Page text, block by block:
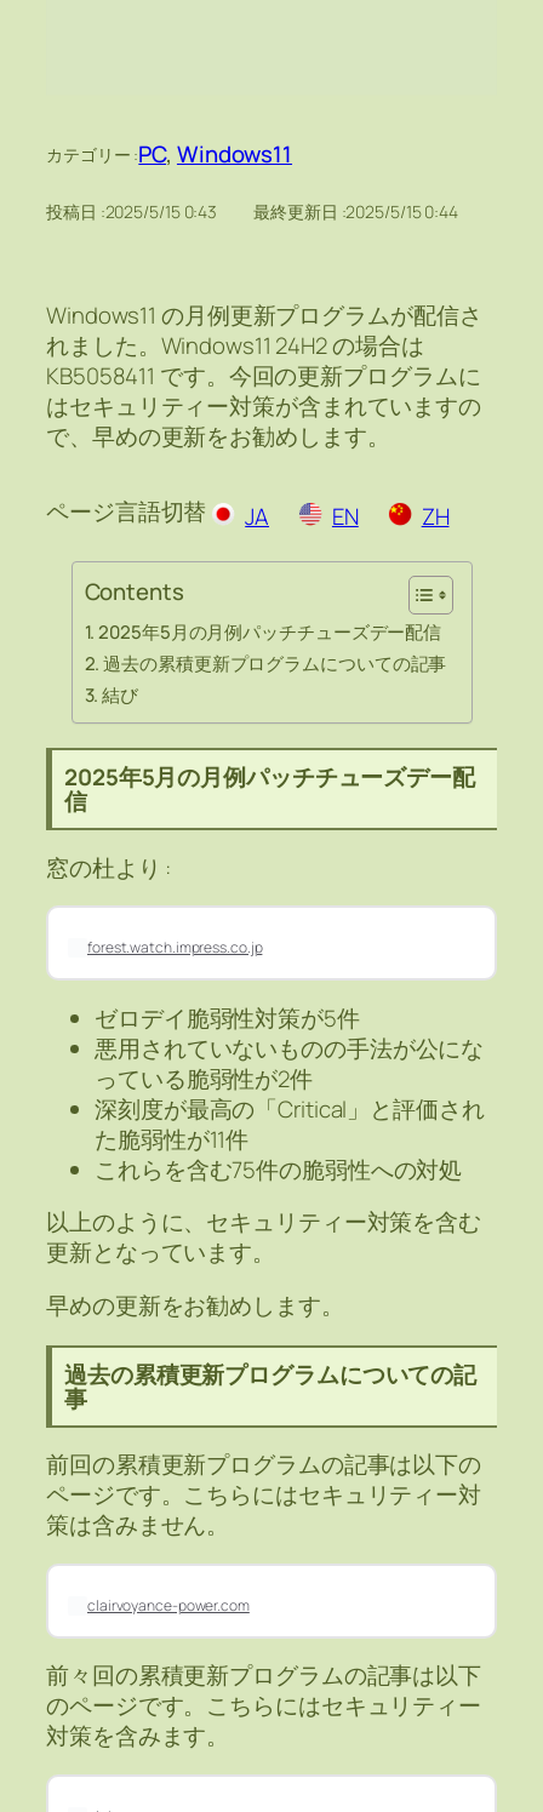
カテゴリー :PC, Windows11
投稿日 :2025/5/15 0:43 最終更新日 :2025/5/15 0:44
Windows11 の月例更新プログラムが配信さ
れました。Windows11 24H2 の場合は
KB5058411 です。今回の更新プログラムに
はセキュリティー対策が含まれていますの
で、早めの更新をお勧めします。
ページ言語切替 EN
JA ZH
Contents
2025年5月の月例パッチチューズデー配信
過去の累積更新プログラムについての記事
結び
2025年5月の月例パッチチューズデー配
信
窓の杜より :
forest.watch.impress.co.jp
ゼロデイ脆弱性対策が5件
悪用されていないものの手法が公にな
っている脆弱性が2件
深刻度が最高の「Critical」と評価され
た脆弱性が11件
これらを含む75件の脆弱性への対処
以上のように、セキュリティー対策を含む
更新となっています。
早めの更新をお勧めします。
過去の累積更新プログラムについての記
事
前回の累積更新プログラムの記事は以下の
ページです。こちらにはセキュリティー対
策は含みません。
clairvoyance-power.com
前々回の累積更新プログラムの記事は以下
のページです。こちらにはセキュリティー
対策を含みます。